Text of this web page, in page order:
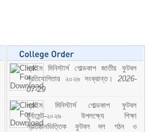
প্রাইম মিনিস্টার্স গোল্ডকাপ জাতীয় ফুটবল
প্রতিযোগিতায় ২০২৬ সংক্রান্ত। 2026-
07-29
প্রাইম মিনিস্টার্স গোল্ডকাপ ফুটবল
টুর্নামেন্ট-২০২৬ উপলক্ষ্যে শিক্ষা
প্রতিষ্ঠানভিত্তিক ফুটবল দল গঠন ও